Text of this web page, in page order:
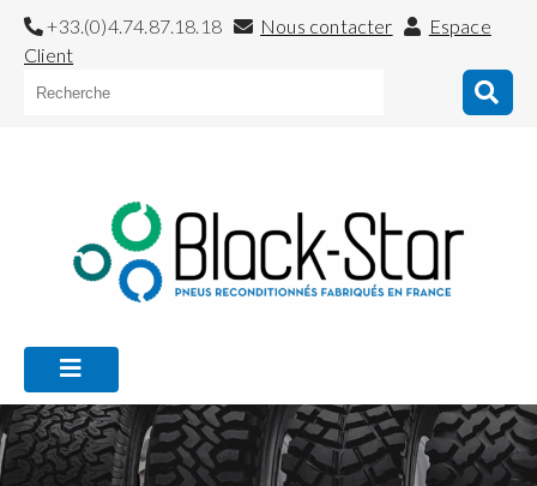
+33.(0)4.74.87.18.18 Nous contacter
Espace
Client